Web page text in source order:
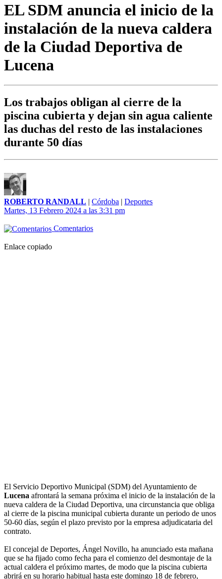
EL SDM anuncia el inicio de la
instalación de la nueva caldera
de la Ciudad Deportiva de
Lucena
Los trabajos obligan al cierre de la
piscina cubierta y dejan sin agua caliente
las duchas del resto de las instalaciones
durante 50 días
ROBERTO RANDALL | Córdoba | Deportes
Martes, 13 Febrero 2024 a las 3:31 pm
Comentarios
Enlace copiado
El Servicio Deportivo Municipal (SDM) del Ayuntamiento de
Lucena afrontará la semana próxima el inicio de la instalación de la
nueva caldera de la Ciudad Deportiva, una circunstancia que obliga
al cierre de la piscina municipal cubierta durante un periodo de unos
50-60 días, según el plazo previsto por la empresa adjudicataria del
contrato.
El concejal de Deportes, Ángel Novillo, ha anunciado esta mañana
que se ha fijado como fecha para el comienzo del desmontaje de la
actual caldera el próximo martes, de modo que la piscina cubierta
abrirá en su horario habitual hasta este domingo 18 de febrero,